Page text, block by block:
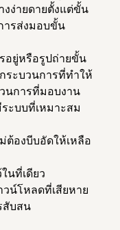
ง่ายดายตั้งแต่ขั้น
ารส่งมอบขั้น
อยู่หรือรูปถ่ายขั้น
ระบวนการที่ทำให้
นการที่มอบงาน
ะบบที่เหมาะสม
ต้องบีบอัดให้เหลือ
นที่เดียว
วน์โหลดที่เสียหาย
สับสน